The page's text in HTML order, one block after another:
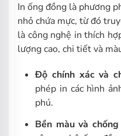
In ống đồng là phương
nhỏ chứa mực, từ đó
là công nghệ in thích
lượng cao, chi tiết và
Độ chính xác và
phép in các hình
phú.
Bền màu và